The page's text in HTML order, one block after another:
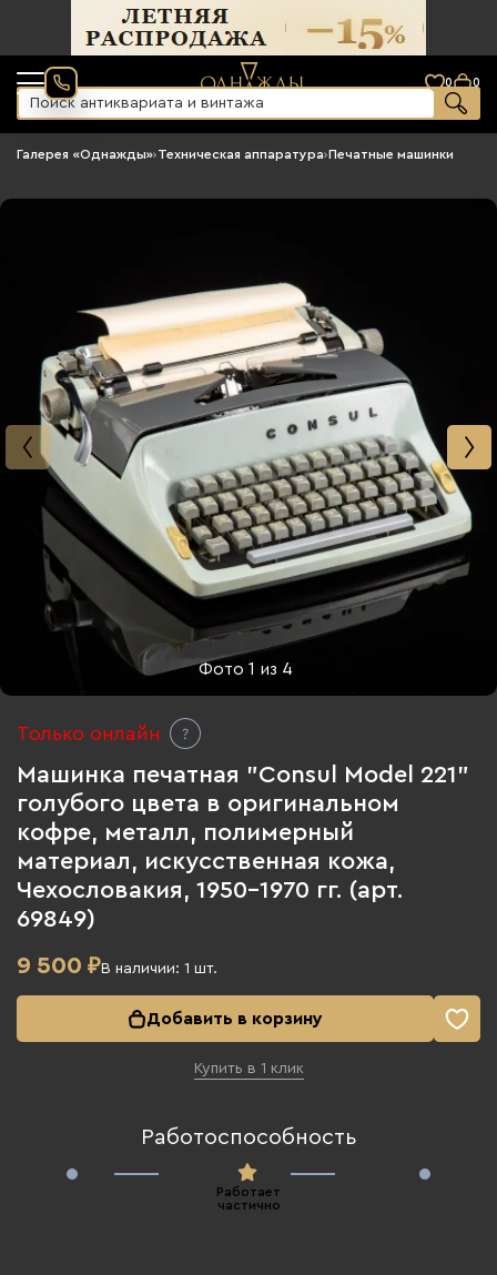
0 0
Галерея «Однажды»›Техническая аппаратура›Печатные машинки
Фото1 из 4
Только онлайн
Машинка печатная "Consul Model 221"
голубого цвета в оригинальном
кофре, металл, полимерный
материал, искусственная кожа,
Чехословакия, 1950-1970 гг. (арт.
69849)
9 500 ₽В наличии: 1 шт.
Добавить в корзину
Купить в 1 клик
Работоспособность
Работает
частично